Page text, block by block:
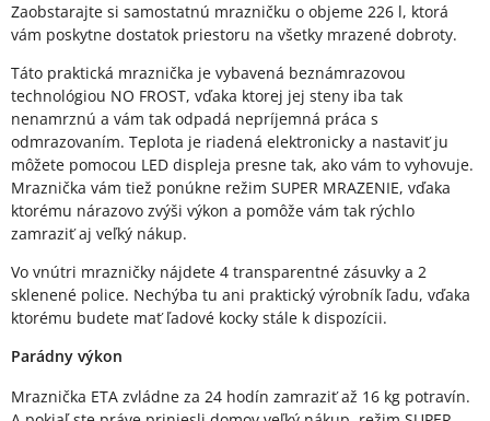
Zaobstarajte si samostatnú mrazničku o objeme 226 l, ktorá
vám poskytne dostatok priestoru na všetky mrazené dobroty.
Táto praktická mraznička je vybavená beznámrazovou
technológiou NO FROST, vďaka ktorej jej steny iba tak
nenamrznú a vám tak odpadá nepríjemná práca s
odmrazovaním. Teplota je riadená elektronicky a nastaviť ju
môžete pomocou LED displeja presne tak, ako vám to vyhovuje.
Mraznička vám tiež ponúkne režim SUPER MRAZENIE, vďaka
ktorému nárazovo zvýši výkon a pomôže vám tak rýchlo
zamraziť aj veľký nákup.
Vo vnútri mrazničky nájdete 4 transparentné zásuvky a 2
sklenené police. Nechýba tu ani praktický výrobník ľadu, vďaka
ktorému budete mať ľadové kocky stále k dispozícii.
Parádny výkon
Mraznička ETA zvládne za 24 hodín zamraziť až 16 kg potravín.